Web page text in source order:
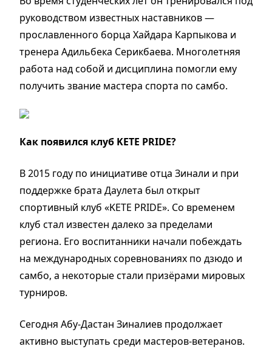
руководством известных наставников —
прославленного борца Хайдара Карпыкова и
тренера Адильбека Серикбаева. Многолетняя
работа над собой и дисциплина помогли ему
получить звание мастера спорта по самбо.
Как появился клуб KETE PRIDE?
В 2015 году по инициативе отца Зинали и при
поддержке брата Даулета был открыт
спортивный клуб «KETE PRIDE». Со временем
клуб стал известен далеко за пределами
региона. Его воспитанники начали побеждать
на международных соревнованиях по дзюдо и
самбо, а некоторые стали призёрами мировых
турниров.
Сегодня Абу-Дастан Зиналиев продолжает
активно выступать среди мастеров-ветеранов.